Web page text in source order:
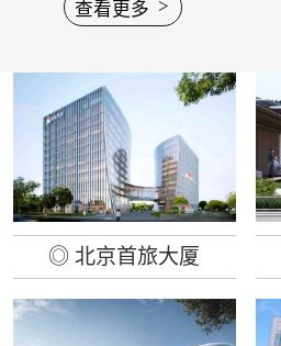
楼、四栋近150米的超
查看更多 >
◎ 北京首旅大厦